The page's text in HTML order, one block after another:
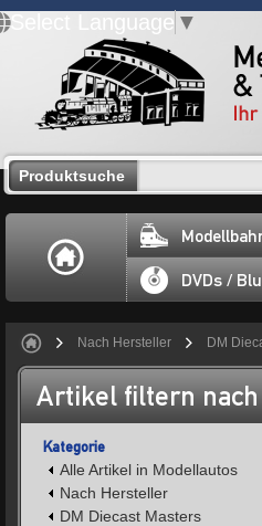
Select Language ▼
Produktsuche
DVDs /
Nach Hersteller DM
Artikel filtern nach
Kategorie
Alle Artikel in Modellautos
Nach Hersteller
DM Diecast Masters